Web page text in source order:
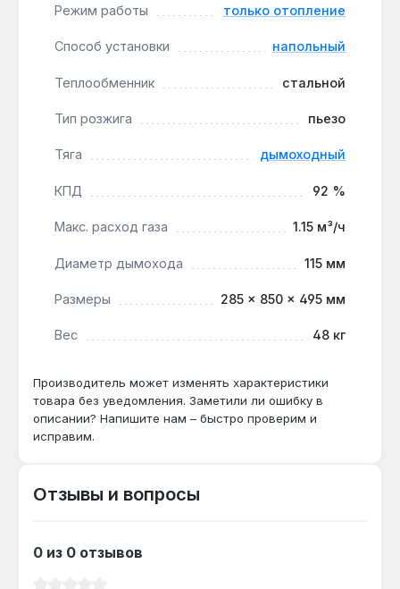
Котёл предназначен для отопления частных
помещений площадью до 100 м², где требуется
Украина. Гарантия 3 года, доставка по Украине.
Подходит ли для отопления дома 80 м² с
Да — мощность 10 кВт и ККД 92%
обеспечивают обогрев до 100 м², а
гравитационных системах без насоса.
Рекомендуется ежегодная чистка перед
отопительным сезоном — стальной
теплообменник толщиной 3 мм с
антикоррозийным покрытием устойчив к
Режим работы только отопление
Способ установки напольный
Теплообменник стальной
Тип розжига пьезо
Тяга дымоходный
КПД 92 %
Макс. расход газа 1.15 м³/ч
Диаметр дымохода 115 мм
Размеры 285 × 850 × 495 мм
Вес 48 кг
Производитель может изменять характеристики
товара без уведомления. Заметили ли ошибку в
описании? Напишите нам – быстро проверим и
исправим.
Отзывы и вопросы
0 из 0 отзывов